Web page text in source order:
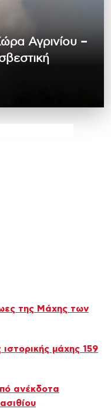
Αγρινίου –
της Μάχης των
μάχης 159
ανέκδοτα